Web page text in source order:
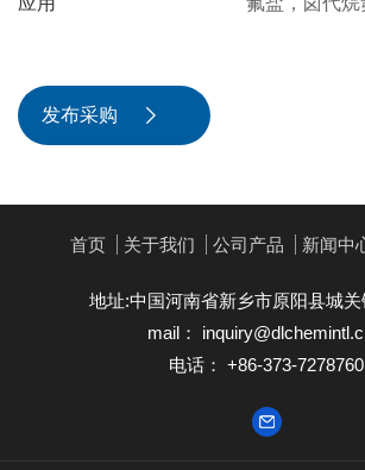
发布采购 
首页 关于我们 公司产品 新闻中
地址:中国河南省新乡市原阳县城关
mail：
电话： +86-373-7278760